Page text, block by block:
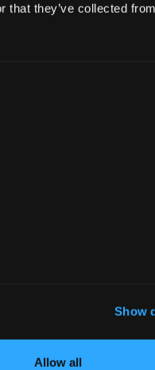
that they’ve collected
Show
Allow all
EEN MAAT
€69
van Grunt. In de taille
in dezelfde tint voor